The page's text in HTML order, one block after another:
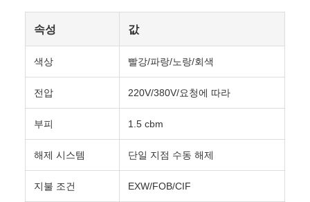
속성 값
색상 빨강/파랑/노랑/회색
전압 220V/380V/요청에 따라
부피 1.5 cbm
해제 시스템 단일 지점 수동 해제
지불 조건 EXW/FOB/CIF